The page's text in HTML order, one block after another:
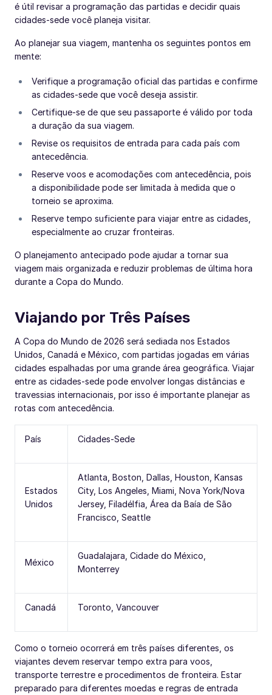
é útil revisar a programação das partidas e decidir quais
cidades-sede você planeja visitar.
Ao planejar sua viagem, mantenha os seguintes pontos em
mente:
Verifique a programação oficial das partidas e confirme
as cidades-sede que você deseja assistir.
Certifique-se de que seu passaporte é válido por toda
a duração da sua viagem.
Revise os requisitos de entrada para cada país com
antecedência.
Reserve voos e acomodações com antecedência, pois
a disponibilidade pode ser limitada à medida que o
torneio se aproxima.
Reserve tempo suficiente para viajar entre as cidades,
especialmente ao cruzar fronteiras.
O planejamento antecipado pode ajudar a tornar sua
viagem mais organizada e reduzir problemas de última hora
durante a Copa do Mundo.
Viajando por Três Países
A Copa do Mundo de 2026 será sediada nos Estados
Unidos, Canadá e México, com partidas jogadas em várias
cidades espalhadas por uma grande área geográfica. Viajar
entre as cidades-sede pode envolver longas distâncias e
travessias internacionais, por isso é importante planejar as
rotas com antecedência.
País Cidades-Sede
Estados
Unidos
Atlanta, Boston, Dallas, Houston, Kansas
City, Los Angeles, Miami, Nova York/Nova
Jersey, Filadélfia, Área da Baía de São
Francisco, Seattle
México
Guadalajara, Cidade do México,
Monterrey
Canadá Toronto, Vancouver
Como o torneio ocorrerá em três países diferentes, os
viajantes devem reservar tempo extra para voos,
transporte terrestre e procedimentos de fronteira. Estar
preparado para diferentes moedas e regras de entrada